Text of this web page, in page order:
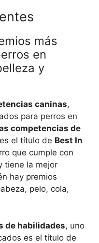
más
en
y
caninas,
para perros en
competencias de
el título de Best In
que cumple con
tiene la mejor
hay premios
pelo, cola,
de habilidades, uno
es el título de